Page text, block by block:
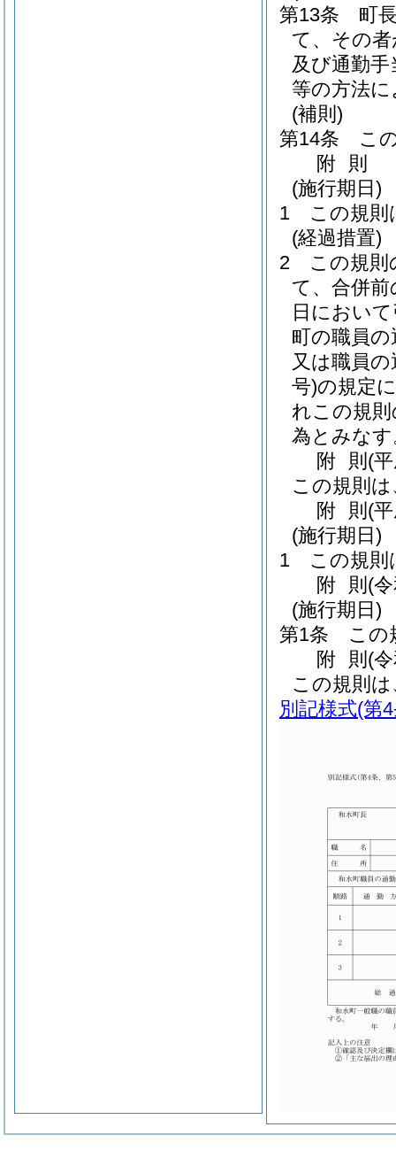
第13条
町
て、その
及び通勤
等の方法
(補則)
第14条
こ
附 則
(施行期日)
1
この規則
(経過措置)
2
この規則
て、合併
日におい
町の職員
又は職員
号)の規定
れこの規
為とみなす
附 則 (
この規則
附 則 (
(施行期日)
1
この規則
附 則 (
(施行期日)
第1条
この
附 則 (
この規則
別記様式(第